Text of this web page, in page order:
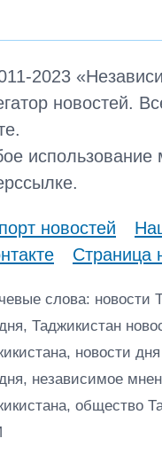
2023
новостей.
использование
новостей
Страница
слова: новости
Таджикистан
новости
независимое
общество